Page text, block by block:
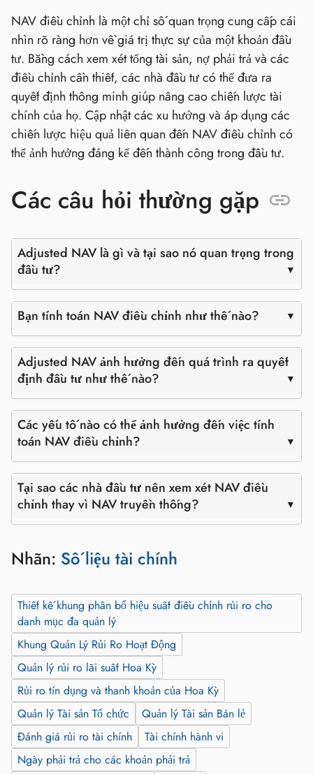
NAV điều chỉnh là một chỉ số quan trọng cung cấp cái
nhìn rõ ràng hơn về giá trị thực sự của một khoản đầu
tư. Bằng cách xem xét tổng tài sản, nợ phải trả và các
điều chỉnh cần thiết, các nhà đầu tư có thể đưa ra
quyết định thông minh giúp nâng cao chiến lược tài
chính của họ. Cập nhật các xu hướng và áp dụng các
chiến lược hiệu quả liên quan đến NAV điều chỉnh có
thể ảnh hưởng đáng kể đến thành công trong đầu tư.
Các câu hỏi thường gặp
Adjusted NAV là gì và tại sao nó quan trọng trong
đầu tư?
Bạn tính toán NAV điều chỉnh như thế nào?
Adjusted NAV ảnh hưởng đến quá trình ra quyết
định đầu tư như thế nào?
Các yếu tố nào có thể ảnh hưởng đến việc tính
toán NAV điều chỉnh?
Tại sao các nhà đầu tư nên xem xét NAV điều
chỉnh thay vì NAV truyền thống?
Nhãn: Số liệu tài chính
Thiết kế khung phân bổ hiệu suất điều chỉnh rủi ro cho
danh mục đa quản lý
Khung Quản Lý Rủi Ro Hoạt Động
Quản lý rủi ro lãi suất Hoa Kỳ
Rủi ro tín dụng và thanh khoản của Hoa Kỳ
Quản lý Tài sản Tổ chức
Quản lý Tài sản Bán lẻ
Đánh giá rủi ro tài chính
Tài chính hành vi
Ngày phải trả cho các khoản phải trả